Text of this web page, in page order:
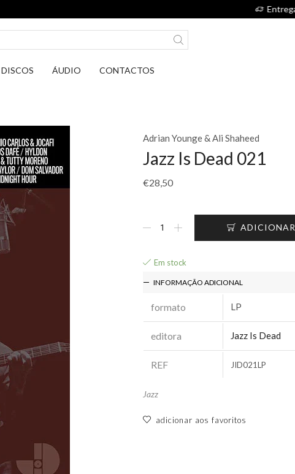
DISCOS ÁUDIO CONTACTOS
Adrian Younge & Ali Shaheed
Jazz Is Dead 021
€28,50
ADICIONAR
Em stock
INFORMAÇÃO ADICIONAL
formato LP
editora Jazz Is Dead
REF JID021LP
Jazz
adicionar aos favoritos